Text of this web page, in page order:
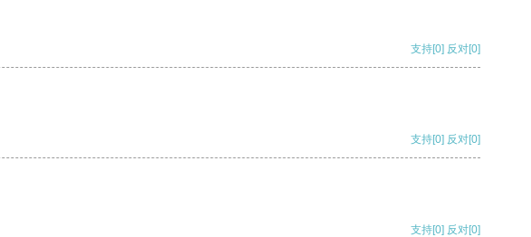
支持[0] 反对[0]
支持[0] 反对[0]
支持[0] 反对[0]